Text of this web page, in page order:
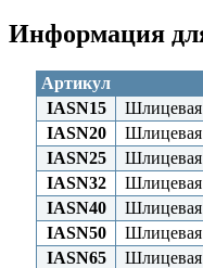
Информация
Артикул
IASN15
Шлицевая
IASN20
Шлицевая
IASN25
Шлицевая
IASN32
Шлицевая
IASN40
Шлицевая
IASN50
Шлицевая
IASN65
Шлицевая